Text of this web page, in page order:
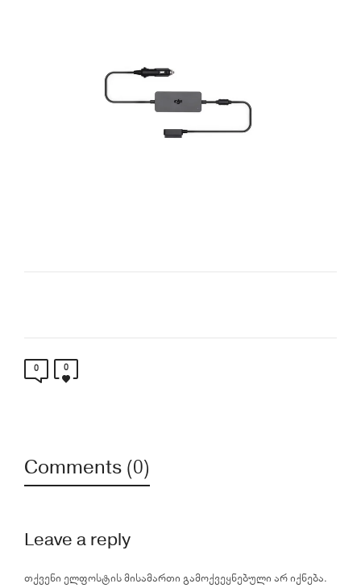
0 0
Comments (0)
Leave a reply
თქვენი ელფოსტის მისამართი გამოქვეყნებული არ იქნება.